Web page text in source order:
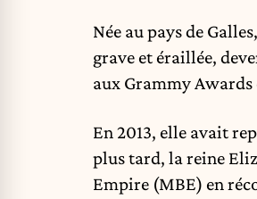
Née au pays de
grave et éraillée,
aux Grammy Awards
En 2013, elle avait
plus tard, la reine
Empire (MBE) en